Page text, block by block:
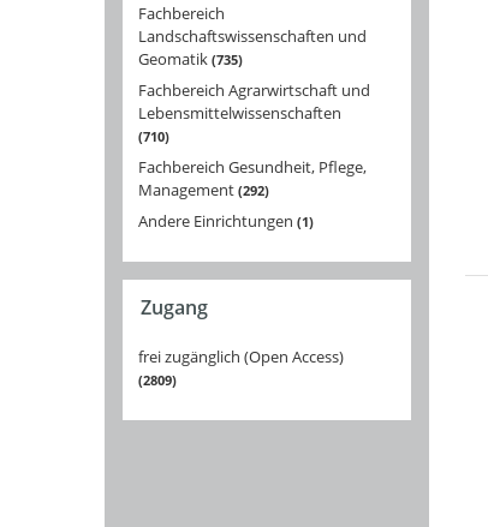
Fachbereich
Landschaftswissenschaften und
Geomatik 735
Fachbereich Agrarwirtschaft und
Lebensmittelwissenschaften
710
Fachbereich Gesundheit, Pflege,
Management 292
Andere Einrichtungen 1
Zugang
frei zugänglich (Open Access)
2809